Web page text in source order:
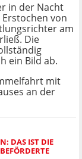
in der Nacht
von
am
Die
ein Bild ab.
mit
an der
DAS IST DIE